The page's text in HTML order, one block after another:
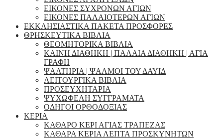
ΕΙΚΟΝΕΣ ΣΥΧΡΟΝΩΝ ΑΓΙΩΝ
ΕΙΚΟΝΕΣ ΠΑΛΑΙΟΤΕΡΩΝ ΑΓΙΩΝ
ΕΚΚΛΗΣΙΑΣΤΙΚΑ ΠΑΚΕΤΑ ΠΡΟΣΦΟΡΕΣ
ΘΡΗΣΚΕΥΤΙΚΑ ΒΙΒΛΙΑ
ΘΕΟΜΗΤΟΡΙΚΑ ΒΙΒΛΙΑ
ΚΑΙΝΗ ΔΙΑΘΗΚΗ | ΠΑΛΑΙΑ ΔΙΑΘΗΚΗ | ΑΓΙΑ
ΓΡΑΦΗ
ΨΑΛΤΗΡΙΑ | ΨΑΛΜΟΙ ΤΟΥ ΔΑΥΙΔ
ΛΕΙΤΟΥΡΓΙΚΑ ΒΙΒΛΙΑ
ΠΡΟΣΕΥΧΗΤΑΡΙΑ
ΨΥΧΩΦΕΛΗ ΣΥΓΓΡΑΜΑΤΑ
ΟΔΗΓΟΙ ΟΡΘΟΔΟΞΙΑΣ
ΚΕΡΙΑ
ΚΑΘΑΡΟ ΚΕΡΙ ΑΓΙΑΣ ΤΡΑΠΕΖΑΣ
ΚΑΘΑΡΑ ΚΕΡΙΑ ΛΕΠΤΑ ΠΡΟΣΚΥΝΗΤΩΝ